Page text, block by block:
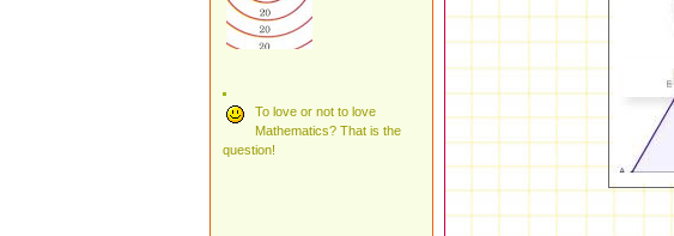
To love or not to love
Mathematics? That is the
question!